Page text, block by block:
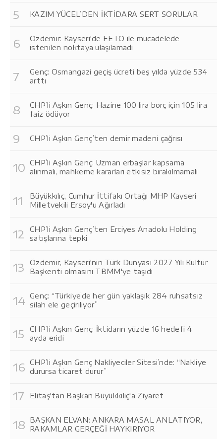
KAZIM YÜCEL’DEN İKTİDARA SERT SORULAR
Özdemir: Kayseri'de FETÖ ile mücadelede
istenilen noktaya ulaşılamadı
Genç: Osmangazi geçiş ücreti beş yılda yüzde 534
arttı
CHP’li Aşkın Genç: Hazine 100 lira borç için 105 lira
faiz ödüyor
CHP’li Aşkın Genç’ten demir madeni çağrısı
CHP’li Aşkın Genç: Uzman erbaşlar kapsama
alınmalı, mahkeme kararları etkisiz bırakılmamalı
Büyükkılıç, Cumhur İttifakı Ortağı MHP Kayseri
Milletvekili Ersoy'u Ağırladı
CHP’li Aşkın Genç’ten Erciyes Anadolu Holding
satışlarına tepki
Özdemir, Kayseri'nin Türk Dünyası 2027 Yılı Kültür
Başkenti olmasını TBMM'ye taşıdı
Genç: “Türkiye’de her gün yaklaşık 284 ruhsatsız
silah ele geçiriliyor”
CHP’li Aşkın Genç: İktidarın yüzde 16 hedefi 4
ayda eridi
CHP’li Aşkın Genç Nakliyeciler Sitesi’nde: “Nakliye
durursa ticaret durur”
Elitaş'tan Başkan Büyükkılıç'a Ziyaret
BAŞKAN ELVAN: ANKARA MASAL ANLATIYOR,
RAKAMLAR GERÇEĞİ HAYKIRIYOR